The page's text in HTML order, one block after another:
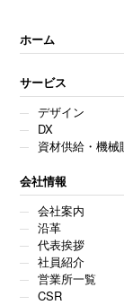
ホーム
サービス
デザイン
DX
資材供給・機械
会社情報
会社案内
沿革
代表挨拶
社員紹介
営業所一覧
CSR